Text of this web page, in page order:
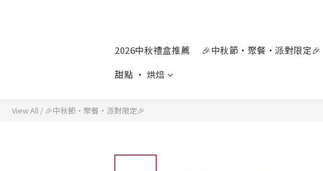
2026中秋禮盒推薦 🎉中秋節‧聚餐‧派對限定🎉
甜點 ‧ 烘焙
View All / 🎉中秋節‧聚餐‧派對限定🎉